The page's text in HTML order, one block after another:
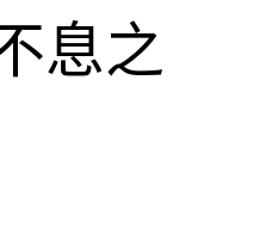
息之